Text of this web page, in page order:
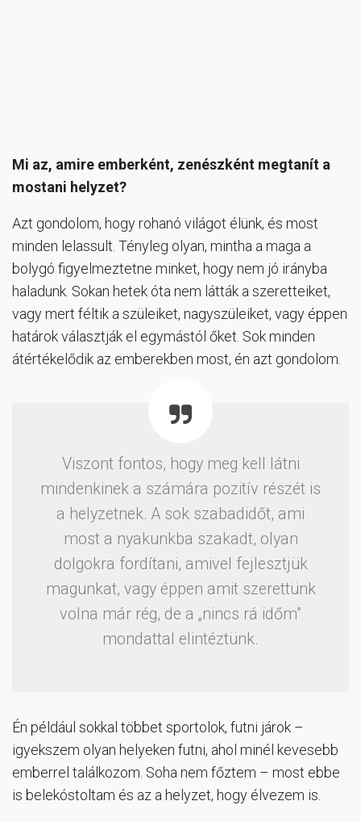
Mi az, amire emberként, zenészként megtanít a
mostani helyzet?
Azt gondolom, hogy rohanó világot élünk, és most
minden lelassult. Tényleg olyan, mintha a maga a
bolygó figyelmeztetne minket, hogy nem jó irányba
haladunk. Sokan hetek óta nem látták a szeretteiket,
vagy mert féltik a szüleiket, nagyszüleiket, vagy éppen
határok választják el egymástól őket. Sok minden
átértékelődik az emberekben most, én azt gondolom.
Viszont fontos, hogy meg kell látni
mindenkinek a számára pozitív részét is
a helyzetnek. A sok szabadidőt, ami
most a nyakunkba szakadt, olyan
dolgokra fordítani, amivel fejlesztjük
magunkat, vagy éppen amit szerettünk
volna már rég, de a „nincs rá időm”
mondattal elintéztünk.
Én például sokkal többet sportolok, futni járok –
igyekszem olyan helyeken futni, ahol minél kevesebb
emberrel találkozom. Soha nem főztem – most ebbe
is belekóstoltam és az a helyzet, hogy élvezem is.